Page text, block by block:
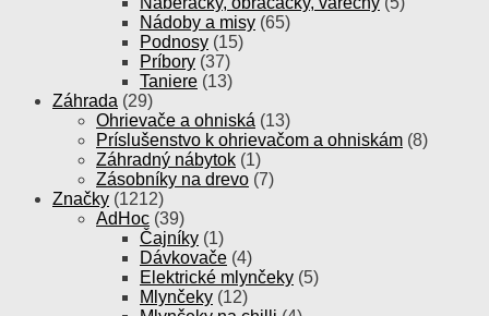
Nádoby a misy (65)
Podnosy (15)
Príbory (37)
Taniere (13)
Záhrada (29)
Ohrievače a ohniská (13)
Príslušenstvo k ohrievačom a ohniskám (8)
Záhradný nábytok (1)
Zásobníky na drevo (7)
Značky (1212)
AdHoc (39)
Čajníky (1)
Dávkovače (4)
Elektrické mlynčeky (5)
Mlynčeky (12)